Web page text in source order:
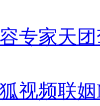
专家天
视频联